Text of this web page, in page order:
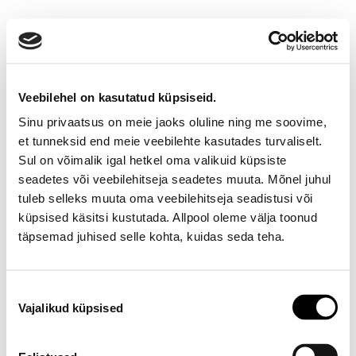
Veebilehel on kasutatud küpsiseid.
Sinu privaatsus on meie jaoks oluline ning me soovime,
et tunneksid end meie veebilehte kasutades turvaliselt.
Sul on võimalik igal hetkel oma valikuid küpsiste
seadetes või veebilehitseja seadetes muuta. Mõnel juhul
tuleb selleks muuta oma veebilehitseja seadistusi või
küpsised käsitsi kustutada. Allpool oleme välja toonud
täpsemad juhised selle kohta, kuidas seda teha.
valik
Vajalikud küpsised
Ootamatu viga!
Proovi varsti uuesti
Telefon E-R 9-17 6673334